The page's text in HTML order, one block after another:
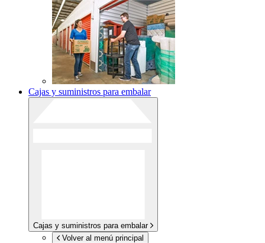
Cajas y suministros para embalar
Cajas y suministros para embalar
Volver al menú principal